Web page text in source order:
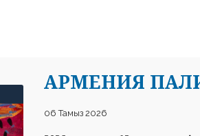
АРМЕНИЯ
06 Тамыз 2026